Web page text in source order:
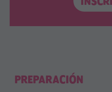
PREPARACIÓN